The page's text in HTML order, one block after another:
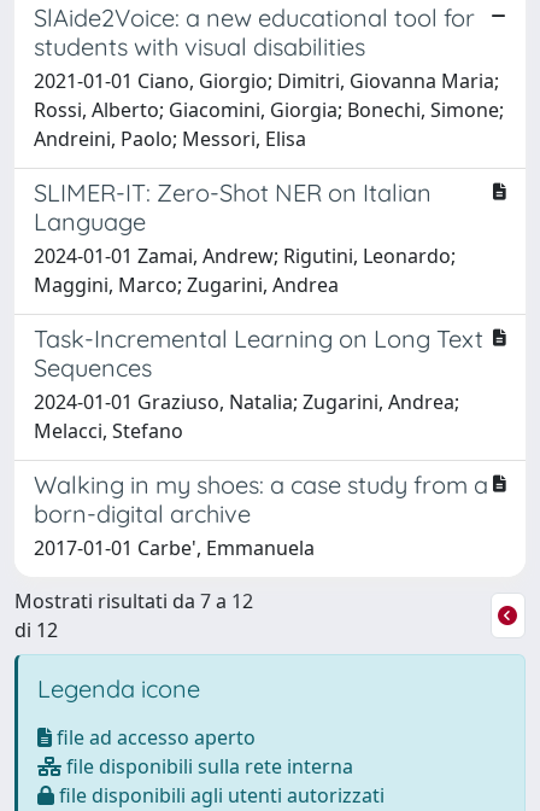
SlAide2Voice: a new educational tool for
students with visual disabilities
2021-01-01 Ciano, Giorgio; Dimitri, Giovanna Maria;
Rossi, Alberto; Giacomini, Giorgia; Bonechi, Simone;
Andreini, Paolo; Messori, Elisa
SLIMER-IT: Zero-Shot NER on Italian
Language
2024-01-01 Zamai, Andrew; Rigutini, Leonardo;
Maggini, Marco; Zugarini, Andrea
Task-Incremental Learning on Long Text
Sequences
2024-01-01 Graziuso, Natalia; Zugarini, Andrea;
Melacci, Stefano
Walking in my shoes: a case study from a
born-digital archive
2017-01-01 Carbe', Emmanuela
Mostrati risultati da 7 a 12
di 12
Legenda icone
file ad accesso aperto
file disponibili sulla rete interna
file disponibili agli utenti autorizzati